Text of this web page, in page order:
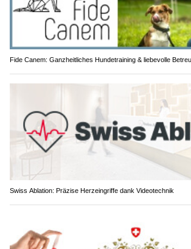
Fide Canem: Ganzheitliches Hundetraining & liebevolle
Swiss Ablation: Präzise Herzeingriffe dank Videotechnik